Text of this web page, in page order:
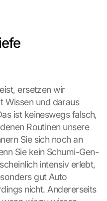
ersetzen wir
Wissen und daraus
ist keineswegs falsch,
Routinen unsere
Sie sich noch an
Sie kein Schumi-Gen-
intensiv erlebt,
gut Auto
nicht. Andererseits